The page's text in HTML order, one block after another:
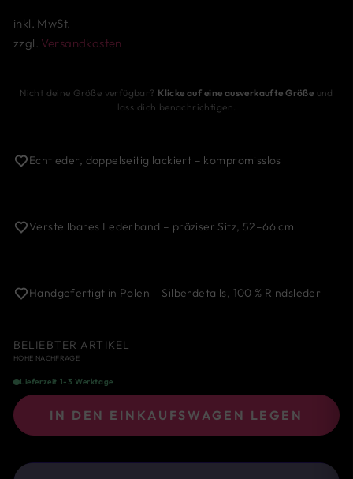
inkl. MwSt.
zzgl. Versandkosten
Nicht deine Größe verfügbar? Klicke auf eine ausverkaufte Größe und
lass dich benachrichtigen.
Echtleder, doppelseitig lackiert – kompromisslos
Verstellbares Lederband – präziser Sitz, 52–66 cm
Handgefertigt in Polen – Silberdetails, 100 % Rindsleder
BELIEBTER ARTIKEL
HOHE NACHFRAGE
Lieferzeit 1-3 Werktage
IN DEN EINKAUFSWAGEN LEGEN